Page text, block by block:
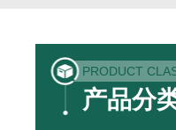
PRODUCT
产品分